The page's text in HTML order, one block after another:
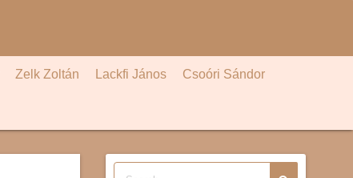
Zelk Zoltán Lackfi János Csoóri Sándor